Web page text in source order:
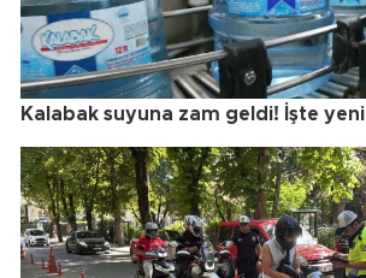
Kalabak suyuna zam geldi! İşte